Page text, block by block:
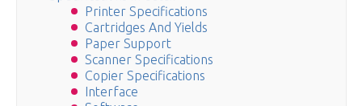
Printer Specifications
Cartridges And Yields
Paper Support
Scanner Specifications
Copier Specifications
Interface